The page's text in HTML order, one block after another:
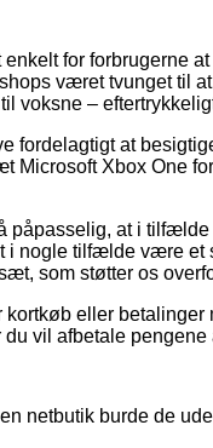
for forbrugerne
været tvunget til
voksne –
fordelagtigt at
Microsoft Xbox One
påpasselig, at i
i nogle tilfælde være et
som støtter os
kortkøb eller
vil afbetale pengene
netbutik burde de